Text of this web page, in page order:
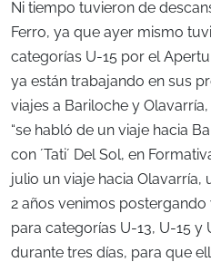
Ni tiempo tuvieron de
Ferro, ya que ayer mismo
categorías U-15 por el
ya están trabajando en sus
viajes a Bariloche y
“se habló de un viaje hacia
con ´Tati´ Del Sol, en
julio un viaje hacia Olavarría,
2 años venimos postergando
para categorías U-13, U-15
durante tres días, para que